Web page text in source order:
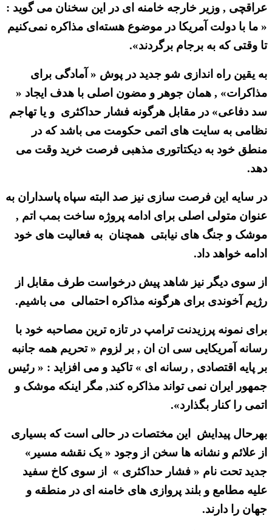
عراقچی , وزیر خارجه خامنه ای در این سخنان می گوید :
« ما با دولت آمریکا در موضوع هسته‌ای مذاکره نمی‌کنیم
تا وقتی که به برجام برگردند».
به یقین راه اندازی شو جدید در پوش « آمادگی برای
مذاکرات» , همان جوهر و مضون اصلی با هدف ایجاد «
سد دفاعی» در مقابل هرگونه فشار حداکثری و یا تهاجم
نظامی به سایت های اتمی حکومت می باشد که در
منطق خود به دیکتاتوری مذهبی فرصت خرید وقت می
دهد.
در سایه این فرصت سازی نیز صد البته سپاه پاسداران به
عنوان متولی اصلی برای ادامه پروژه ساخت بمب اتم ,
موشک و جنگ های نیابتی همچنان به فعالیت های خود
ادامه خواهد داد.
از سوی دیگر نیز شاهد پیش درخواست طرف مقابل از
رژیم آخوندی برای هرگونه مذاکره احتمالی می باشیم.
برای نمونه پرزیدنت ترامپ در تازه ترین مصاحبه خود با
رسانه آمریکایی سی ان ان , بر لزوم « تحریم همه جانبه
بر پایه اقتصادی , رسانه ای » تاکید و می افزاید : « رئیس
جمهور ایران نمی تواند مذاکره کند, مگر اینکه موشک و
اتمی را کنار بگذارد».
بهرحال پیدایش این مختصات در حالی است که بسیاری
از علائم و نشانه ها سخن از وجود « یک نقشه مسیر»
جدید تحت نام « فشار حداکثری » از سوی کاخ سفید
علیه مطامع و بلند پروازی های خامنه ای در منطقه و
جهان را دارند.